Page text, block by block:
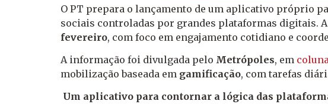
O PT prepara o lançamento de um aplicativo próprio
sociais controladas por grandes plataformas digitais.
fevereiro, com foco em engajamento cotidiano e
A informação foi divulgada pelo Metrópoles, em
mobilização baseada em gamificação, com tarefas
Um aplicativo para contornar a lógica das